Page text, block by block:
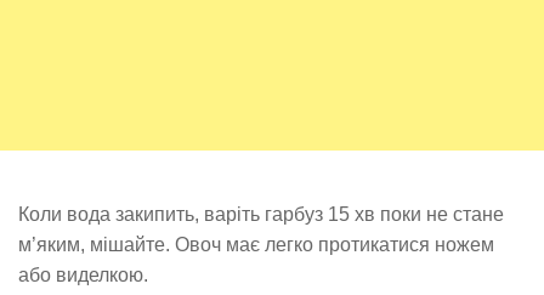
Коли вода закипить, варіть гарбуз 15 хв поки не стане
м’яким, мішайте. Овоч має легко протикатися ножем
або виделкою.